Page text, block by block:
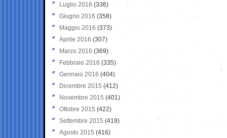
Luglio 2016 (336)
Giugno 2016 (358)
Maggio 2016 (373)
Aprile 2016 (307)
Marzo 2016 (369)
Febbraio 2016 (335)
Gennaio 2016 (404)
Dicembre 2015 (412)
Novembre 2015 (401)
Ottobre 2015 (422)
Settembre 2015 (419)
Agosto 2015 (416)